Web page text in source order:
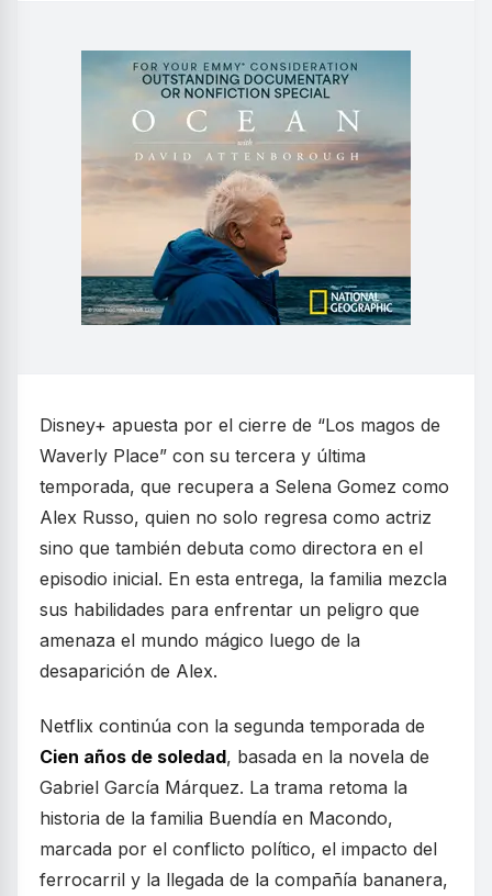
Disney+ apuesta por el cierre de “Los magos de
Waverly Place” con su tercera y última
temporada, que recupera a Selena Gomez como
Alex Russo, quien no solo regresa como actriz
sino que también debuta como directora en el
episodio inicial. En esta entrega, la familia mezcla
sus habilidades para enfrentar un peligro que
amenaza el mundo mágico luego de la
desaparición de Alex.
Netflix continúa con la segunda temporada de
Cien años de soledad, basada en la novela de
Gabriel García Márquez. La trama retoma la
historia de la familia Buendía en Macondo,
marcada por el conflicto político, el impacto del
ferrocarril y la llegada de la compañía bananera,